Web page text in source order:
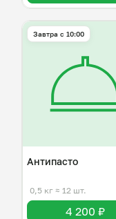
Завтра c 10:00
Антипасто
0,5 кг ≈ 12 шт.
4 200 ₽